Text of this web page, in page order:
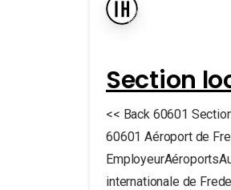
Section
<< Back 60601
60601 Aéroport de
internationale de